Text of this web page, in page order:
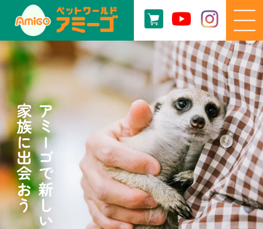
アミーゴで新しい
家族に出会おう